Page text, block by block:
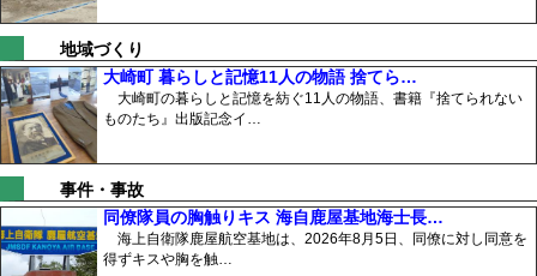
地域づくり
大崎町 暮らしと記憶11人の物語 捨てら…
大崎町の暮らしと記憶を紡ぐ11人の物語、書籍『捨てられない
ものたち』出版記念イ…
事件・事故
同僚隊員の胸触りキス 海自鹿屋基地海士長…
海上自衛隊鹿屋航空基地は、2026年8月5日、同僚に対し同意を
得ずキスや胸を触…